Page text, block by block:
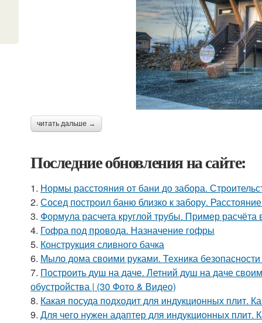
читать дальше →
Последние обновления на сайте:
1. Нормы расстояния от бани до забора.
2. Сосед построил баню близко к забору.
3. Формула расчета круглой трубы. Пример расчёта
4. Гофра под провода. Назначение гофры
5. Конструкция сливного бачка
6. Мыло дома своими руками. Техника
7. Построить душ на даче. Летний душ на даче
обустройства | (30 Фото & Видео)
8. Какая посуда подходит для индукционных плит.
9. Для чего нужен адаптер для индукционных плит.